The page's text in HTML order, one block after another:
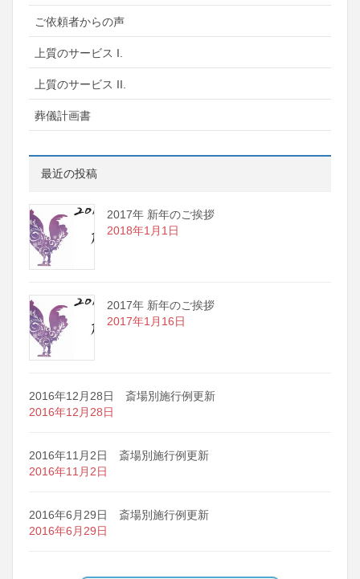
ご依頼者からの声
上質のサービス I.
上質のサービス II.
葬儀計画書
最近の投稿
2017年 新年のご挨拶
2018年1月1日
2017年 新年のご挨拶
2017年1月16日
2016年12月28日 斎場別施行例更新
2016年12月28日
2016年11月2日 斎場別施行例更新
2016年11月2日
2016年6月29日 斎場別施行例更新
2016年6月29日